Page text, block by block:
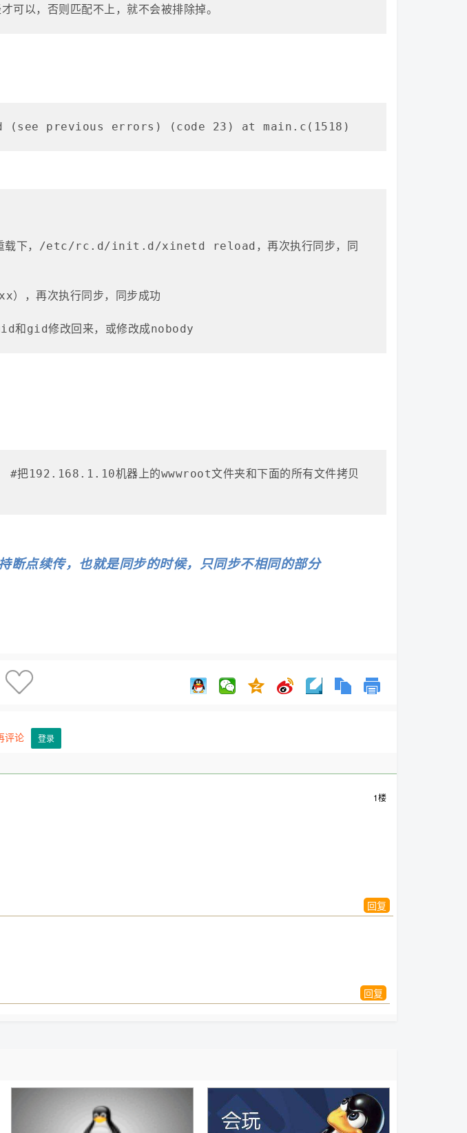
以，否则匹配不上，就不会被排除掉。
previous errors) (code 23) at main.c(1518)
重载下，/etc/rc.d/init.d/xinetd reload，再次执行同步，同
，再次执行同步，同步成功
和gid修改回来，或修改成nobody
机器上的wwwroot文件夹和下面的所有文件拷贝
断点续传，也就是同步的时候，只同步不相同的部分

评论 登录
1楼
回复
回复